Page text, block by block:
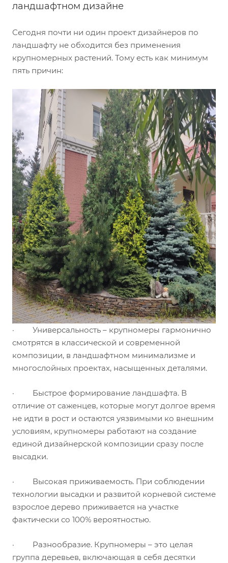
ландшафтном дизайне
Сегодня почти ни один проект дизайнеров по
ландшафту не обходится без применения
крупномерных растений. Тому есть как минимум
пять причин:
· Универсальность – крупномеры гармонично
смотрятся в классической и современной
композиции, в ландшафтном минимализме и
многослойных проектах, насыщенных деталями.
· Быстрое формирование ландшафта. В
отличие от саженцев, которые могут долгое время
не идти в рост и остаются уязвимыми ко внешним
условиям, крупномеры работают на создание
единой дизайнерской композиции сразу после
высадки.
· Высокая приживаемость. При соблюдении
технологии высадки и развитой корневой системе
взрослое дерево приживается на участке
фактически со 100% вероятностью.
· Разнообразие. Крупномеры – это целая
группа деревьев, включающая в себя десятки